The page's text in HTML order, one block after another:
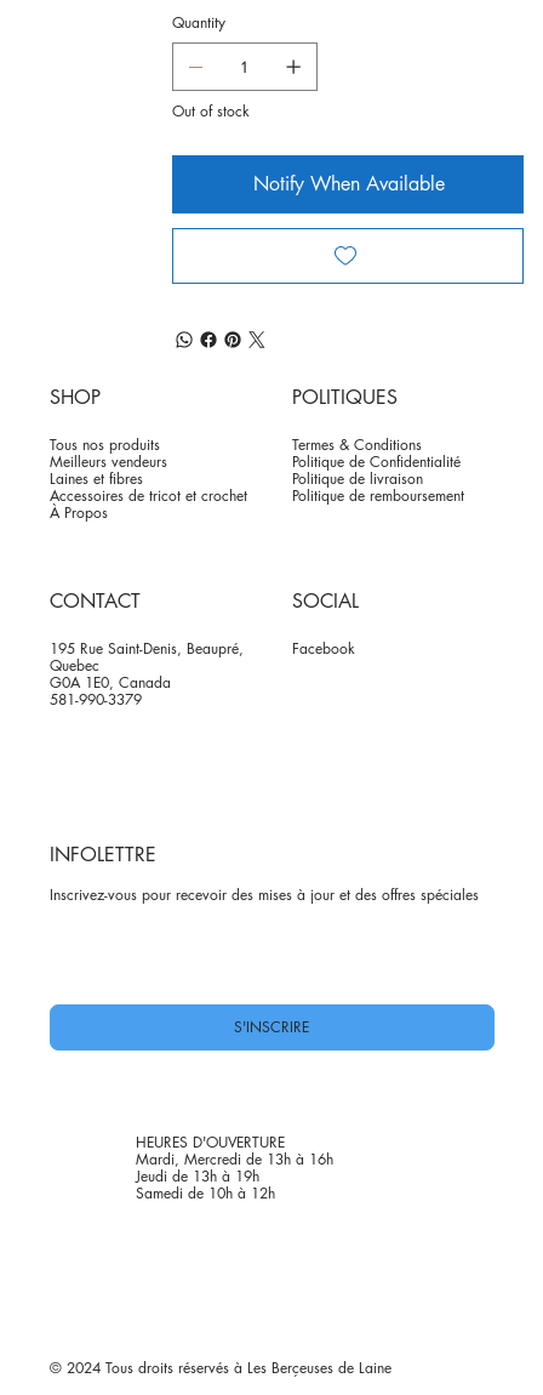
Quantity
Out of stock
Notify When Available
SHOP
Tous nos produits
Meilleurs vendeurs
Laines et fibres
Accessoires de tricot et crochet
À Propos
POLITIQUES
Termes & Conditions
Politique de Confidentialité
Politique de livraison
Politique de remboursement
CONTACT
195 Rue Saint-Denis, Beaupré,
Quebec
G0A 1E0, Canada
581-990-3379
SOCIAL
Facebook
INFOLETTRE
Inscrivez-vous pour recevoir des mises à jour et des offres spéciales
S'INSCRIRE
HEURES D'OUVERTURE
Mardi, Mercredi de 13h à 16h
Jeudi de 13h à 19h
Samedi de 10h à 12h
© 2024 Tous droits réservés à Les Berçeuses de Laine